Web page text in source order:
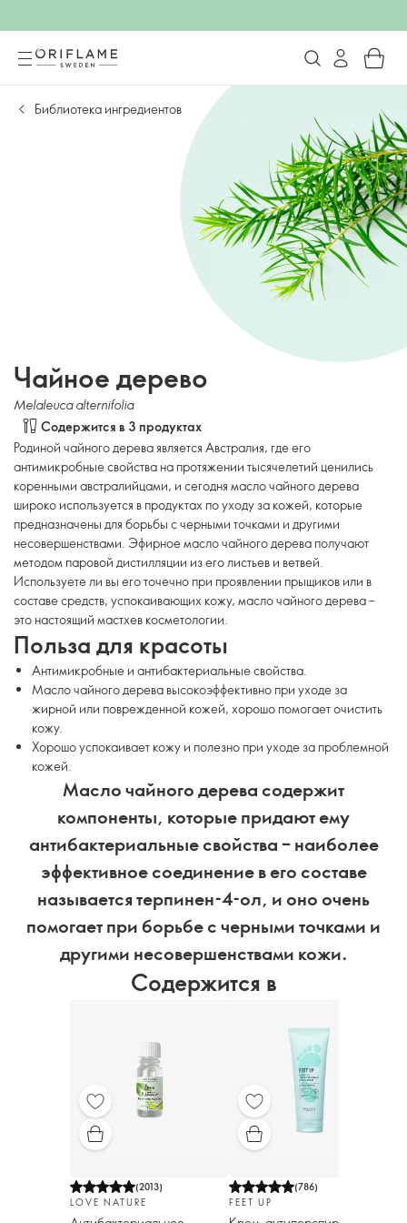
Библиотека ингредиентов
Чайное дерево
Melaleuca alternifolia
Содержится в 3 продуктах
Родиной чайного дерева является Австралия, где его
антимикробные свойства на протяжении тысячелетий ценились
коренными австралийцами, и сегодня масло чайного дерева
широко используется в продуктах по уходу за кожей, которые
предназначены для борьбы с черными точками и другими
несовершенствами. Эфирное масло чайного дерева получают
методом паровой дистилляции из его листьев и ветвей.
Используете ли вы его точечно при проявлении прыщиков или в
составе средств, успокаивающих кожу, масло чайного дерева –
это настоящий мастхев косметологии.
Польза для красоты
Антимикробные и антибактериальные свойства.
Масло чайного дерева высокоэффективно при уходе за
жирной или поврежденной кожей, хорошо помогает очистить
кожу.
Хорошо успокаивает кожу и полезно при уходе за проблемной
кожей.
Масло чайного дерева содержит
компоненты, которые придают ему
антибактериальные свойства – наиболее
эффективное соединение в его составе
называется терпинен-4-ол, и оно очень
помогает при борьбе с черными точками и
другими несовершенствами кожи.
Содержится в
(2013)
LOVE NATURE
(786)
FEET UP